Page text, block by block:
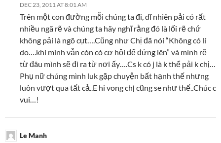
DEC 23, 2011 AT 8:01 AM
Trên một con đường mỗi chúng ta đi, dĩ nhiên pải có rất
nhiều ngã rẽ và chúng ta hãy nghĩ rằng đó là lối rẽ chứ
không pải là ngõ cụt….Cũng như Chị đã nói “Không có lí
do….khi mình vẫn còn có cơ hội để đứng lên” và mình rẽ
từ đâu mình sẽ đi ra từ nơi ấy….Cs k có j là k thể pải k chị…
Phụ nữ chúng mình luk gặp chuyện bất hạnh thế nhưng
luôn vượt qua tất cả..E hi vong chị cũng se như thế..Chúc c
vui…!
Le Manh